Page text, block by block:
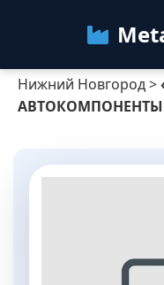
Нижний Новгород>